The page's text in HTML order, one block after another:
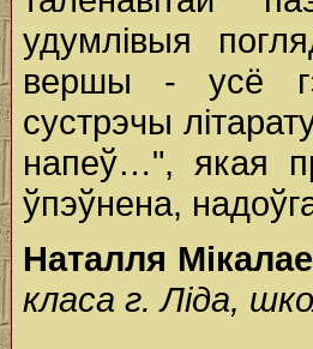
удумлівыя
вершы - усё
сустрэчы
напеў…", якая
ўпэўнена,
Наталля
класа г. Ліда,